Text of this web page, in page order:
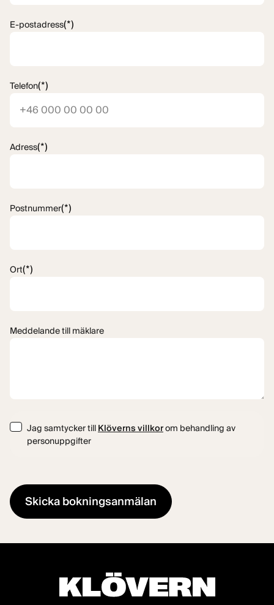
E-postadress(*)
Telefon(*)
Adress(*)
Postnummer(*)
Ort(*)
Meddelande till mäklare
ConsentJag samtycker till Klöverns villkorom behandling av
personuppgifter